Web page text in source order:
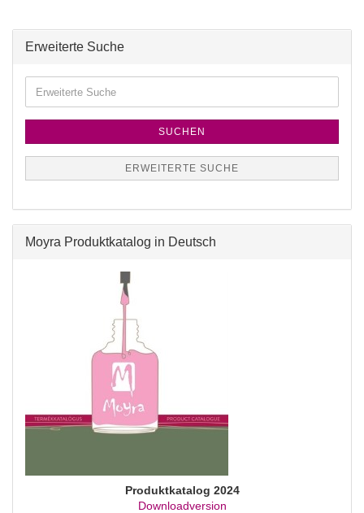
Erweiterte Suche
SUCHEN
ERWEITERTE SUCHE
Moyra Produktkatalog in Deutsch
Produktkatalog 2024
Downloadversion